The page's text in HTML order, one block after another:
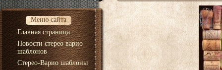
Меню сайта
Главная страница
Новости стерео варио
шаблонов
Стерео-Варио шаблоны